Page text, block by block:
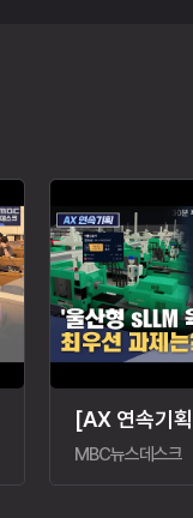
MBC뉴스데스크